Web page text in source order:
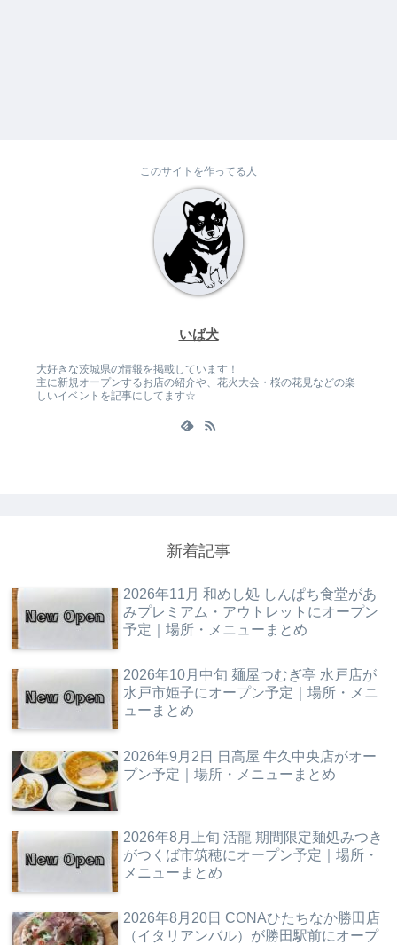
このサイトを作ってる人
いば犬
大好きな茨城県の情報を掲載しています！
主に新規オープンするお店の紹介や、花火大会・桜の花見などの楽
しいイベントを記事にしてます☆
新着記事
2026年11月 和めし処 しんぱち食堂があ
みプレミアム・アウトレットにオープン
予定｜場所・メニューまとめ
2026年10月中旬 麺屋つむぎ亭 水戸店が
水戸市姫子にオープン予定｜場所・メニ
ューまとめ
2026年9月2日 日高屋 牛久中央店がオー
プン予定｜場所・メニューまとめ
2026年8月上旬 活龍 期間限定麺処みつき
がつくば市筑穂にオープン予定｜場所・
メニューまとめ
2026年8月20日 CONAひたちなか勝田店
（イタリアンバル）が勝田駅前にオープ